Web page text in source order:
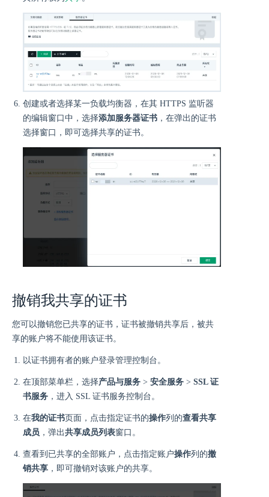
创建或者选择某一负载均衡器，在其 HTTPS 监听器
的编辑窗口中，选择添加服务器证书 ，在弹出的证书
选择窗口，即可选择共享的证书。
撤销我共享的证书
您可以撤销您已共享的证书，证书被撤销共享后，被共
享的账户将不能使用该证书。
以证书拥有者的账户登录管理控制台。
在顶部菜单栏，选择产品与服务 > 安全服务 > SSL 证
书服务 ，进入 SSL 证书服务控制台。
在我的证书页面，点击指定证书的操作列的查看共享
成员 ，弹出共享成员列表窗口。
查看到已共享的全部账户，点击指定账户操作列的撤
销共享 ，即可撤销对该账户的共享。